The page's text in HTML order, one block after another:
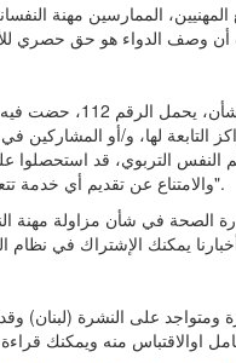
الممارسين مهنة
وكانت المديرية
التابعة لها، و/أو
التربوي، قد استحصلوا
والامتناع عن تقديم أي خدمة تتعلق بالصحة النفسية في شكلٍ عام، قبل تحقيق ذلك".
الصحة في شأن مزاولة مهنة
يمكنك الإشتراك في نظام
ومتواجد على النشرة (لبنان)